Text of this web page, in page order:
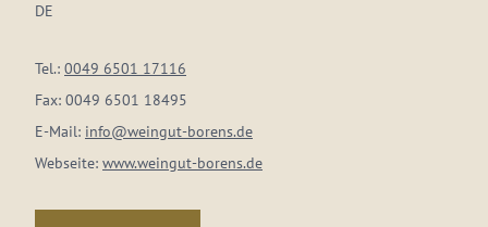
DE
Tel.: 0049 6501 17116
Fax: 0049 6501 18495
E-Mail: info@weingut-borens.de
Webseite: www.weingut-borens.de